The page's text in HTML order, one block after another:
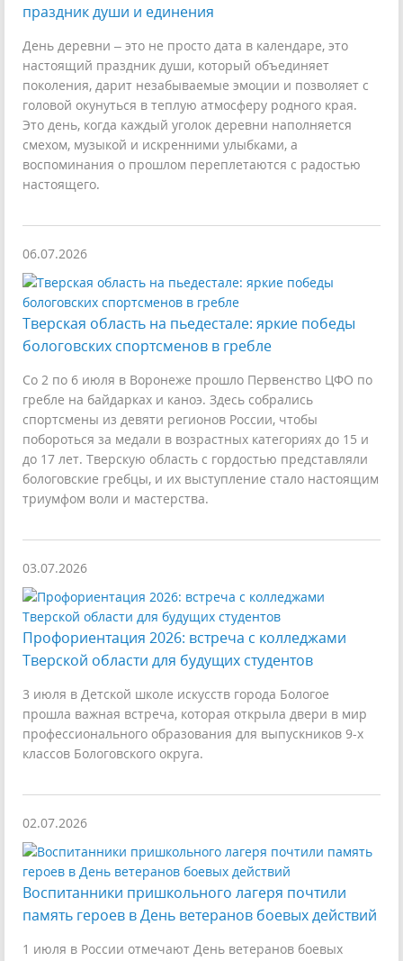
праздник души и единения
День деревни – это не просто дата в календаре, это
настоящий праздник души, который объединяет
поколения, дарит незабываемые эмоции и позволяет с
головой окунуться в теплую атмосферу родного края.
Это день, когда каждый уголок деревни наполняется
смехом, музыкой и искренними улыбками, а
воспоминания о прошлом переплетаются с радостью
настоящего.
06.07.2026
Тверская область на пьедестале: яркие победы
бологовских спортсменов в гребле
Со 2 по 6 июля в Воронеже прошло Первенство ЦФО по
гребле на байдарках и каноэ. Здесь собрались
спортсмены из девяти регионов России, чтобы
побороться за медали в возрастных категориях до 15 и
до 17 лет. Тверскую область с гордостью представляли
бологовские гребцы, и их выступление стало настоящим
триумфом воли и мастерства.
03.07.2026
Профориентация 2026: встреча с колледжами
Тверской области для будущих студентов
3 июля в Детской школе искусств города Бологое
прошла важная встреча, которая открыла двери в мир
профессионального образования для выпускников 9-х
классов Бологовского округа.
02.07.2026
Воспитанники пришкольного лагеря почтили
память героев в День ветеранов боевых действий
1 июля в России отмечают День ветеранов боевых